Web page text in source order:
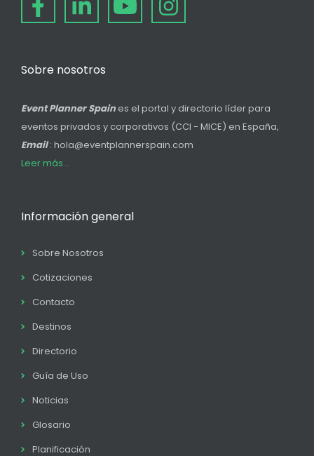
Sobre nosotros
Event Planner Spain es el portal y directorio líder para
eventos privados y corporativos (CCI - MICE) en España,
Email: hola@eventplannerspain.com
Leer más...
Información general
Sobre Nosotros
Cotizaciones
Contacto
Destinos
Directorio
Guía de Uso
Noticias
Glosario
Planificación